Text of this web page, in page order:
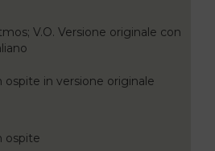
V.O. Versione originale con
ospite in versione originale
ospite